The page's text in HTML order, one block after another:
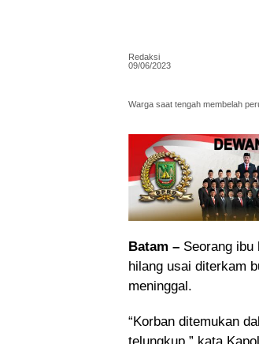
Redaksi
09/06/2023
Warga saat tengah membelah
Batam – Seorang ibu
hilang usai diterkam
meninggal.
“Korban ditemukan